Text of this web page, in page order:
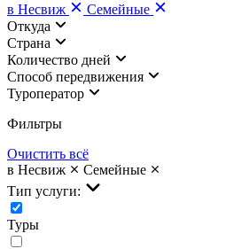
в Несвиж
Семейные
Откуда
Страна
Количество дней
Cпособ передвижения
Туроператор
Фильтры
Очистить всё
в Несвиж
Семейные
Тип услуги:
Туры